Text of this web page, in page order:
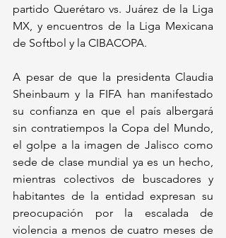
partido Querétaro vs. Juárez de la Liga
MX, y encuentros de la Liga Mexicana
de Softbol y la CIBACOPA.
A pesar de que la presidenta Claudia
Sheinbaum y la FIFA han manifestado
su confianza en que el país albergará
sin contratiempos la Copa del Mundo,
el golpe a la imagen de Jalisco como
sede de clase mundial ya es un hecho,
mientras colectivos de buscadores y
habitantes de la entidad expresan su
preocupación por la escalada de
violencia a menos de cuatro meses de